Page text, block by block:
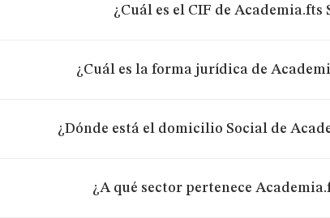
¿Cuál es el CIF de Academia.fts
¿Cuál es la forma jurídica de
¿Dónde está el domicilio Social de
¿A qué sector pertenece